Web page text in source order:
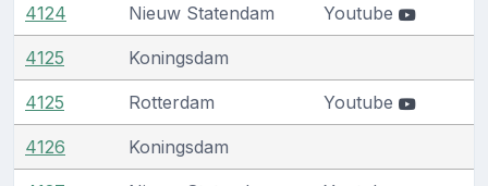
4124 Nieuw Statendam Youtube
4125 Koningsdam
4125 Rotterdam Youtube
4126 Koningsdam